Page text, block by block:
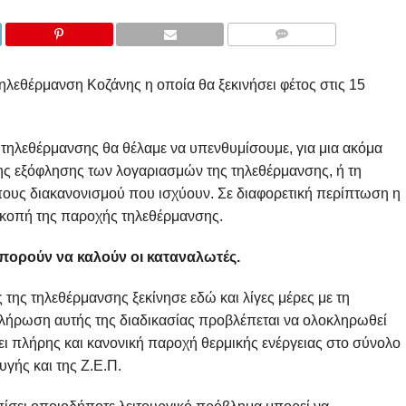
Κοζάνης η οποία θα ξεκινήσει φέτος στις 15
τηλεθέρμανσης θα θέλαμε να υπενθυμίσουμε, για μια ακόμα
εξόφλησης των λογαριασμών της τηλεθέρμανσης, ή τη
διακανονισμού που ισχύουν. Σε διαφορετική περίπτωση η
της παροχής τηλεθέρμανσης.
να καλούν οι καταναλωτές.
τηλεθέρμανσης ξεκίνησε εδώ και λίγες μέρες με τη
αυτής της διαδικασίας προβλέπεται να ολοκληρωθεί
πλήρης και κανονική παροχή θερμικής ενέργειας στο σύνολο
και της Ζ.Ε.Π.